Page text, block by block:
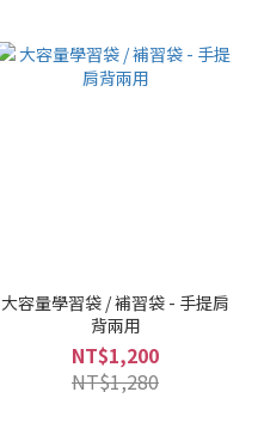
大容量學習袋 / 補習袋 - 手提肩
背兩用
NT$1,200
NT$1,280